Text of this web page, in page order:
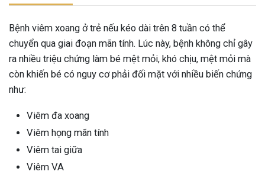
Bệnh viêm xoang ở trẻ nếu kéo dài trên 8 tuần có thể
chuyển qua giai đoạn mãn tính. Lúc này, bệnh không chỉ gây
ra nhiều triệu chứng làm bé mệt mỏi, khó chịu, mệt mỏi mà
còn khiến bé có nguy cơ phải đối mặt với nhiều biến chứng
như:
Viêm đa xoang
Viêm họng mãn tính
Viêm tai giữa
Viêm VA